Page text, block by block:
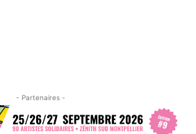
- Partenaires -